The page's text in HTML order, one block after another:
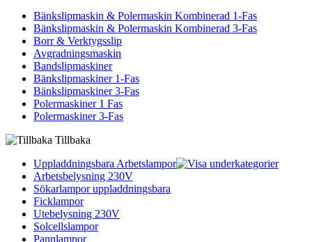
Bänkslipmaskin & Polermaskin Kombinerad 1-Fas
Bänkslipmaskin & Polermaskin Kombinerad 3-Fas
Borr & Verktygsslip
Avgradningsmaskin
Bandslipmaskiner
Bänkslipmaskiner 1-Fas
Bänkslipmaskiner 3-Fas
Polermaskiner 1 Fas
Polermaskiner 3-Fas
Tillbaka
Uppladdningsbara Arbetslampor
Arbetsbelysning 230V
Sökarlampor uppladdningsbara
Ficklampor
Utebelysning 230V
Solcellslampor
Pannlampor